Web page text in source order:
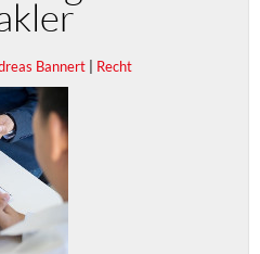
Bannert | Recht